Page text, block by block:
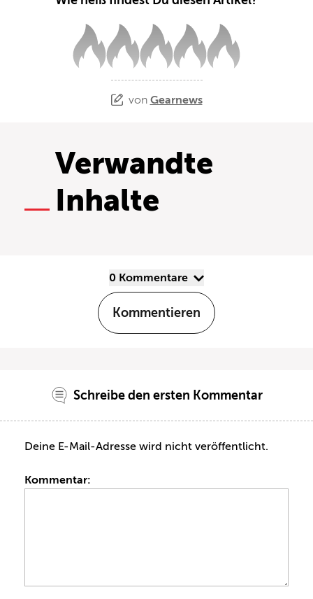
von Gearnews
Verwandte
Inhalte
0 Kommentare
Kommentieren
Schreibe den ersten Kommentar
Deine E-Mail-Adresse wird nicht veröffentlicht.
Kommentar: